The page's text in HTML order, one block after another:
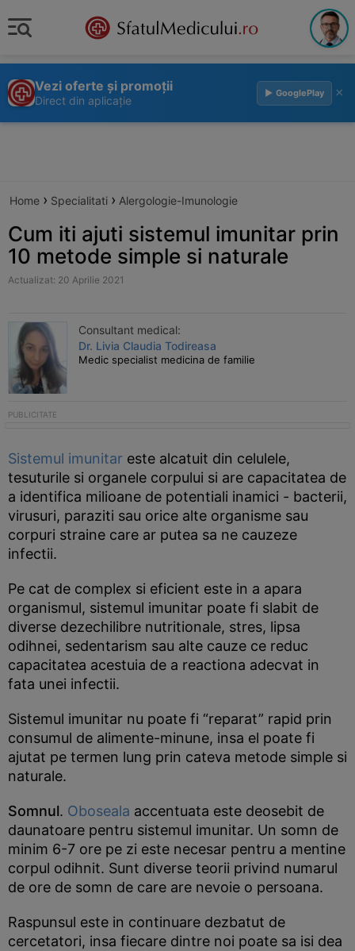
Vezi oferte și promoții
Direct din aplicație
▶ GooglePlay ×
Home › Specialitati › Alergologie-Imunologie
Cum iti ajuti sistemul imunitar prin
10 metode simple si naturale
Actualizat: 20 Aprilie 2021
Consultant medical:
Dr. Livia Claudia Todireasa
Medic specialist medicina de familie
Sistemul imunitar este alcatuit din celulele,
tesuturile si organele corpului si are capacitatea de
a identifica milioane de potentiali inamici - bacterii,
virusuri, paraziti sau orice alte organisme sau
corpuri straine care ar putea sa ne cauzeze
infectii.
Pe cat de complex si eficient este in a apara
organismul, sistemul imunitar poate fi slabit de
diverse dezechilibre nutritionale, stres, lipsa
odihnei, sedentarism sau alte cauze ce reduc
capacitatea acestuia de a reactiona adecvat in
fata unei infectii.
Sistemul imunitar nu poate fi “reparat” rapid prin
consumul de alimente-minune, insa el poate fi
ajutat pe termen lung prin cateva metode simple si
naturale.
Somnul. Oboseala accentuata este deosebit de
daunatoare pentru sistemul imunitar. Un somn de
minim 6-7 ore pe zi este necesar pentru a mentine
corpul odihnit. Sunt diverse teorii privind numarul
de ore de somn de care are nevoie o persoana.
Raspunsul este in continuare dezbatut de
cercetatori, insa fiecare dintre noi poate sa isi dea